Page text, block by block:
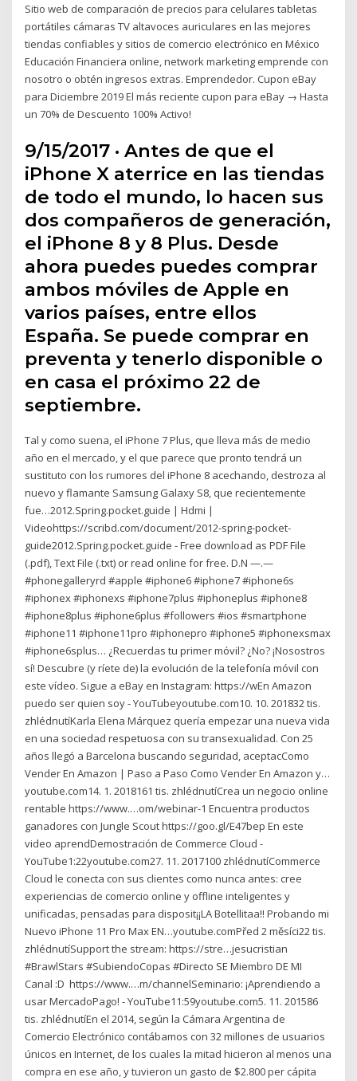
Sitio web de comparación de precios para celulares tabletas
portátiles cámaras TV altavoces auriculares en las mejores
tiendas confiables y sitios de comercio electrónico en México
Educación Financiera online, network marketing emprende con
nosotro o obtén ingresos extras. Emprendedor. Cupon eBay
para Diciembre 2019 El más reciente cupon para eBay → Hasta
un 70% de Descuento 100% Activo!
9/15/2017 · Antes de que el
iPhone X aterrice en las tiendas
de todo el mundo, lo hacen sus
dos compañeros de generación,
el iPhone 8 y 8 Plus. Desde
ahora puedes puedes comprar
ambos móviles de Apple en
varios países, entre ellos
España. Se puede comprar en
preventa y tenerlo disponible o
en casa el próximo 22 de
septiembre.
Tal y como suena, el iPhone 7 Plus, que lleva más de medio
año en el mercado, y el que parece que pronto tendrá un
sustituto con los rumores del iPhone 8 acechando, destroza al
nuevo y flamante Samsung Galaxy S8, que recientemente
fue…2012.Spring.pocket.guide | Hdmi |
Videohttps://scribd.com/document/2012-spring-pocket-
guide2012.Spring.pocket.guide - Free download as PDF File
(.pdf), Text File (.txt) or read online for free. D.N —.—
#phonegalleryrd #apple #iphone6 #iphone7 #iphone6s
#iphonex #iphonexs #iphone7plus #iphoneplus #iphone8
#iphone8plus #iphone6plus #followers #ios #smartphone
#iphone11 #iphone11pro #iphonepro #iphone5 #iphonexsmax
#iphone6splus… ¿Recuerdas tu primer móvil? ¿No? ¡Nosostros
sí! Descubre (y ríete de) la evolución de la telefonía móvil con
este vídeo. Sigue a eBay en Instagram: https://wEn Amazon
puedo ser quien soy - YouTubeyoutube.com10. 10. 201832 tis.
zhlédnutíKarla Elena Márquez quería empezar una nueva vida
en una sociedad respetuosa con su transexualidad. Con 25
años llegó a Barcelona buscando seguridad, aceptacComo
Vender En Amazon | Paso a Paso Como Vender En Amazon y…
youtube.com14. 1. 2018161 tis. zhlédnutí️Crea un negocio online
rentable https://www.…om/webinar-1 Encuentra productos
ganadores con Jungle Scout https://goo.gl/E47bep En este
video aprendDemostración de Commerce Cloud -
YouTube1:22youtube.com27. 11. 2017100 zhlédnutíCommerce
Cloud le conecta con sus clientes como nunca antes: cree
experiencias de comercio online y offline inteligentes y
unificadas, pensadas para disposit¡¡LA Botellitaa!! Probando mi
Nuevo iPhone 11 Pro Max EN…youtube.comPřed 2 měsíci22 tis.
zhlédnutíSupport the stream: https://stre…jesucristian
#BrawlStars #SubiendoCopas #Directo ️SE Miembro DE MI
Canal :D ️ https://www.…m/channelSeminario: ¡Aprendiendo a
usar MercadoPago! - YouTube11:59youtube.com5. 11. 201586
tis. zhlédnutíEn el 2014, según la Cámara Argentina de
Comercio Electrónico contábamos con 32 millones de usuarios
únicos en Internet, de los cuales la mitad hicieron al menos una
compra en ese año, y tuvieron un gasto de $2.800 per cápita